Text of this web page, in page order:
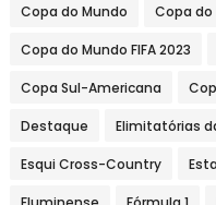
Copa do Mundo Copa do
Copa do Mundo FIFA 2023
Copa Sul-Americana
Destaque Elimitatórias
Esqui Cross-Country